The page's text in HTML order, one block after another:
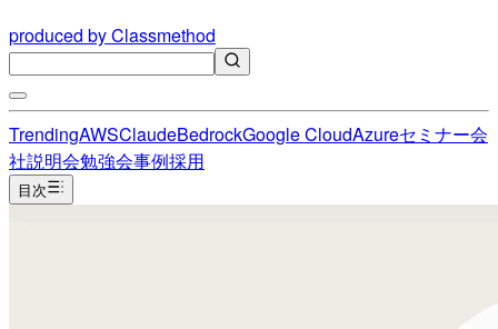
produced by Classmethod
TrendingAWSClaudeBedrockGoogle CloudAzureセミナー会
社説明会勉強会事例採用
目次